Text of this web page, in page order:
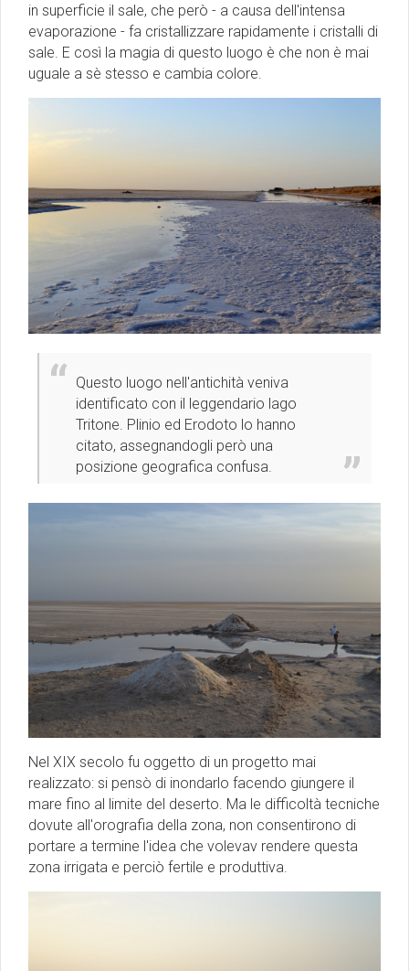
in superficie il sale, che però - a causa dell'intensa
evaporazione - fa cristallizzare rapidamente i cristalli di
sale. E così la magia di questo luogo è che non è mai
uguale a sè stesso e cambia colore.
Questo luogo nell'antichità veniva
identificato con il leggendario lago
Tritone. Plinio ed Erodoto lo hanno
citato, assegnandogli però una
posizione geografica confusa.
Nel XIX secolo fu oggetto di un progetto mai
realizzato: si pensò di inondarlo facendo giungere il
mare fino al limite del deserto. Ma le difficoltà tecniche
dovute all'orografia della zona, non consentirono di
portare a termine l'idea che volevav rendere questa
zona irrigata e perciò fertile e produttiva.